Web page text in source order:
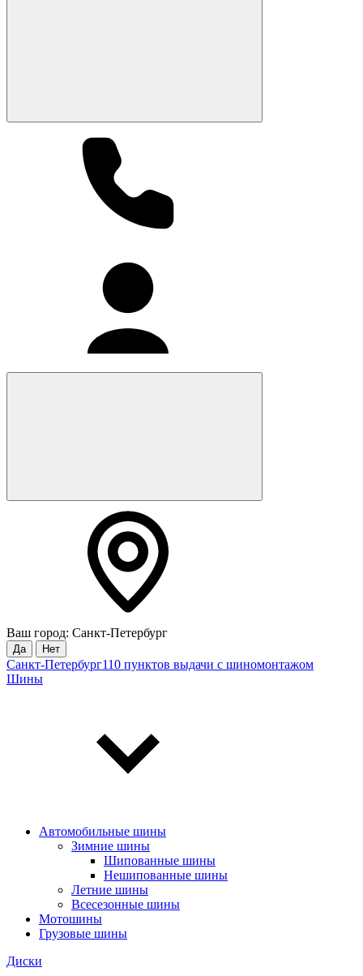
Ваш город: Санкт-Петербург
Да Нет
Санкт-Петербург110 пунктов выдачи с шиномонтажом
Шины
Автомобильные шины
Зимние шины
Шипованные шины
Нешипованные шины
Летние шины
Всесезонные шины
Мотошины
Грузовые шины
Диски